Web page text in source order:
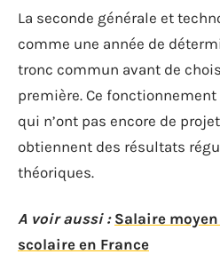
La seconde générale et
comme une année de
tronc commun avant de
première. Ce
qui n’ont pas encore de
obtiennent des résultats
théoriques.
A voir aussi : Salaire
scolaire en France